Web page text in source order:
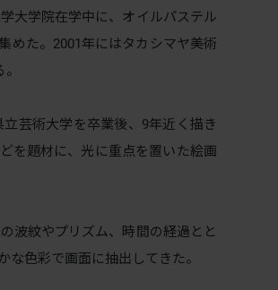
大学院在学中に、オイルパステル
めた。2001年にはタカシマヤ美術
芸術大学を卒業後、9年近く描き
を題材に、光に重点を置いた絵画
波紋やプリズム、時間の経過とと
色彩で画面に抽出してきた。